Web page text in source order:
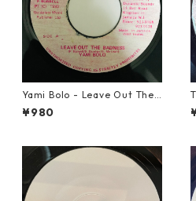
Yami Bolo - Leave Out The
Badness 【7-10916】
¥980